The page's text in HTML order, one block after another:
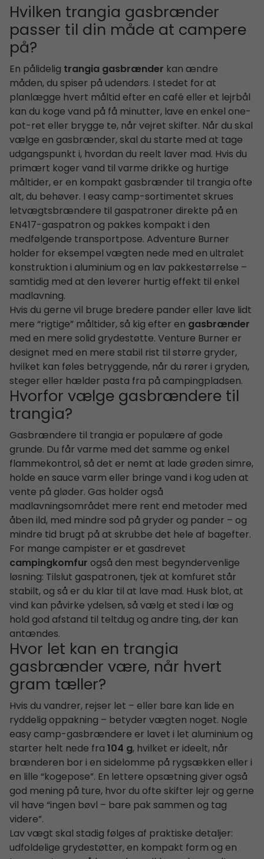
Hvilken trangia gasbrænder
passer til din måde at campere
på?
En pålidelig trangia gasbrænder kan ændre
måden, du spiser på udendørs. I stedet for at
planlægge hvert måltid efter en café eller et lejrbål
kan du koge vand på få minutter, lave en enkel one-
pot-ret eller brygge te, når vejret skifter. Når du skal
vælge en gasbrænder, skal du starte med at tage
udgangspunkt i, hvordan du reelt laver mad. Hvis du
primært koger vand til varme drikke og hurtige
måltider, er en kompakt gasbrænder til trangia ofte
alt, du behøver. I easy camp-sortimentet skrues
letvægtsbrændere til gaspatroner direkte på en
EN417-gaspatron og pakkes kompakt i den
medfølgende transportpose. Adventure Burner
holder for eksempel vægten nede med en ultralet
konstruktion i aluminium og en lav pakkestørrelse –
samtidig med at den leverer hurtig effekt til enkel
madlavning.
Hvis du gerne vil bruge bredere pander eller lave lidt
mere “rigtige” måltider, så kig efter en gasbrænder
med en mere solid grydestøtte. Venture Burner er
designet med en mere stabil rist til større gryder,
hvilket kan føles betryggende, når du rører i gryden,
steger eller hælder pasta fra på campingpladsen.
Hvorfor vælge gasbrændere til
trangia?
Gasbrændere til trangia er populære af gode
grunde. Du får varme med det samme og enkel
flammekontrol, så det er nemt at lade grøden simre,
holde en sauce varm eller bringe vand i kog uden at
vente på gløder. Gas holder også
madlavningsområdet mere rent end metoder med
åben ild, med mindre sod på gryder og pander – og
mindre tid brugt på at skrubbe det hele af bagefter.
For mange campister er et gasdrevet
campingkomfurogså den mest begyndervenlige
løsning: Tilslut gaspatronen, tjek at komfuret står
stabilt, og så er du klar til at lave mad. Husk blot, at
vind kan påvirke ydelsen, så vælg et sted i læ og
hold god afstand til teltdug og andre ting, der kan
antændes.
Hvor let kan en trangia
gasbrænder være, når hvert
gram tæller?
Hvis du vandrer, rejser let – eller bare kan lide en
ryddelig oppakning – betyder vægten noget. Nogle
easy camp-gasbrændere er lavet i let aluminium og
starter helt nede fra104 g, hvilket er ideelt, når
brænderen bor i en sidelomme på rygsækken eller i
en lille “kogepose”. En lettere opsætning giver også
god mening på ture, hvor du ofte skifter lejr og gerne
vil have “ingen bøvl – bare pak sammen og tag
videre”.
Lav vægt skal stadig følges af praktiske detaljer:
udfoldelige grydestøtter, en kompakt form og en